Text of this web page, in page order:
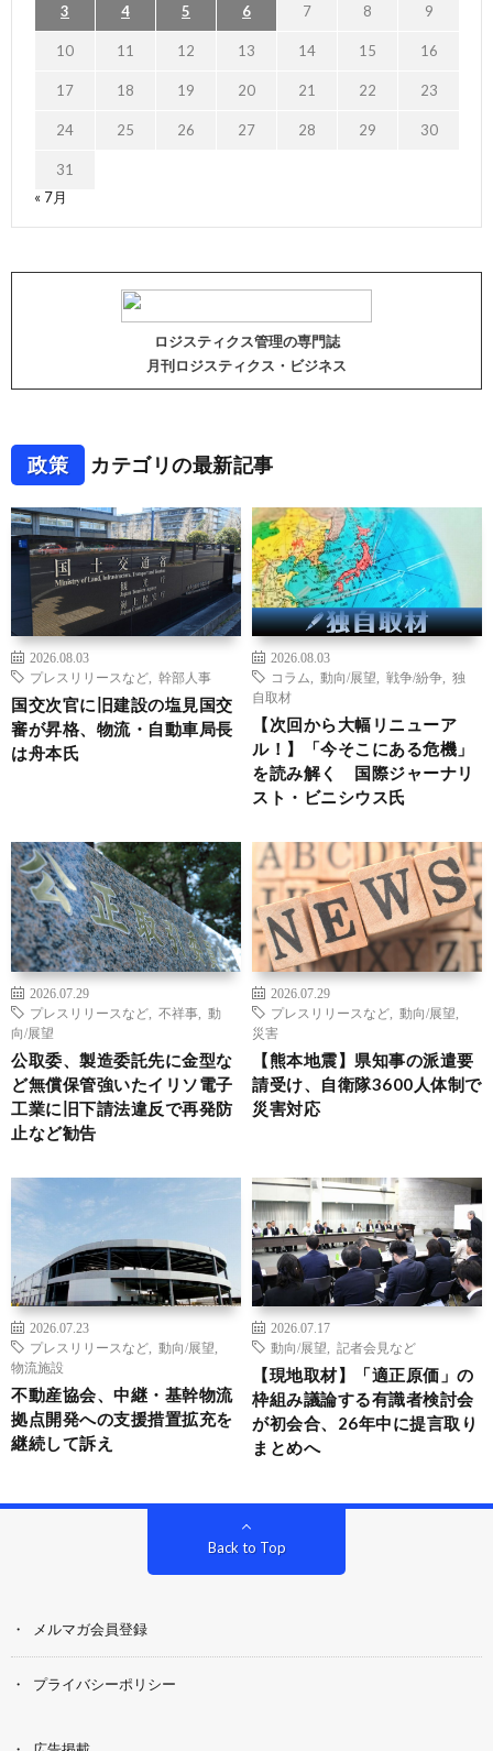
3 4 5 6 7 8 9
10 11 12 13 14 15 16
17 18 19 20 21 22 23
24 25 26 27 28 29 30
31
« 7月
ロジスティクス管理の専門誌
月刊ロジスティクス・ビジネス
政策 カテゴリの最新記事
2026.08.03
プレスリリースなど
幹部人事
国交次官に旧建設の塩見国交
審が昇格、物流・自動車局長
は舟本氏
2026.08.03
コラム
動向/展望 戦争/紛争
独
自取材
【次回から大幅リニューア
ル！】「今そこにある危機」
を読み解く 国際ジャーナリ
スト・ビニシウス氏
2026.07.29
プレスリリースなど
不祥事
動
向/展望
公取委、製造委託先に金型な
ど無償保管強いたイリソ電子
工業に旧下請法違反で再発防
止など勧告
2026.07.29
プレスリリースなど
動向/展望
災害
【熊本地震】県知事の派遣要
請受け、自衛隊3600人体制で
災害対応
2026.07.23
プレスリリースなど
動向/展望
物流施設
不動産協会、中継・基幹物流
拠点開発への支援措置拡充を
継続して訴え
2026.07.17
動向/展望
記者会見など
【現地取材】「適正原価」の
枠組み議論する有識者検討会
が初会合、26年中に提言取り
まとめへ
Back to Top
メルマガ会員登録
プライバシーポリシー